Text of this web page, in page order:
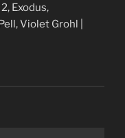
Exodus,
Violet Grohl |